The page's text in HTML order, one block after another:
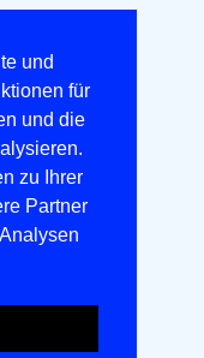
und
für
und die
zu Ihrer
Partner